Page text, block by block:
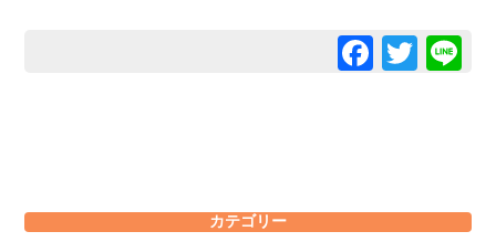
カテゴリー